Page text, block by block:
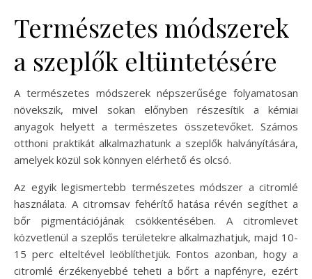
Természetes módszerek
a szeplők eltüntetésére
A természetes módszerek népszerűsége folyamatosan
növekszik, mivel sokan előnyben részesítik a kémiai
anyagok helyett a természetes összetevőket. Számos
otthoni praktikát alkalmazhatunk a szeplők halványítására,
amelyek közül sok könnyen elérhető és olcsó.
Az egyik legismertebb természetes módszer a citromlé
használata. A citromsav fehérítő hatása révén segíthet a
bőr pigmentációjának csökkentésében. A citromlevet
közvetlenül a szeplős területekre alkalmazhatjuk, majd 10-
15 perc elteltével leöblíthetjük. Fontos azonban, hogy a
citromlé érzékenyebbé teheti a bőrt a napfényre, ezért